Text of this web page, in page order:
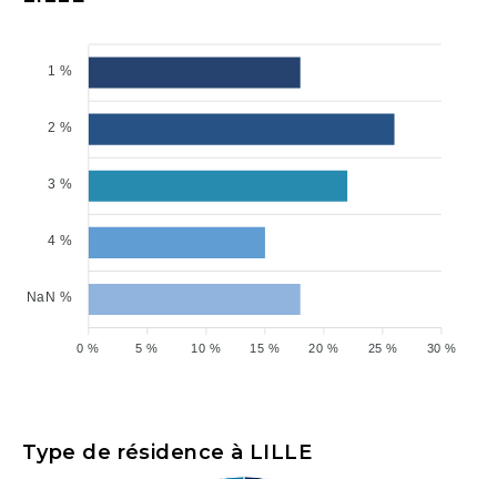
1 %
2 %
3 %
4 %
NaN %
30 %
25 %
20 %
15 %
10 %
5 %
0 %
Type de résidence à LILLE